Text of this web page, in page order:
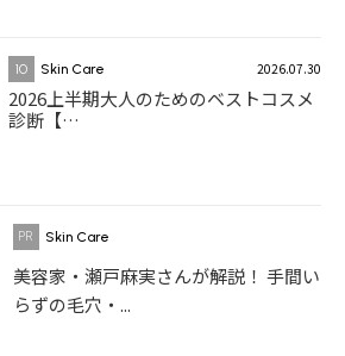
10 Skin Care 2026.07.30
2026上半期大人のためのベストコスメ
診断【…
Skin Care
美容家・瀬戸麻実さんが解説！ 手間い
らずの毛穴・...